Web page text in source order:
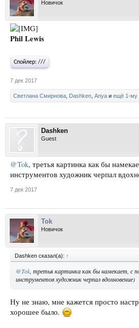
Новичок
Phil Lewis
Спойлер: ///
7 дек 2017
Светлана Смирнова Dashken Anya и ещё 1-му
Dashken
Guest
@Tok, третья картинка как бы
инструментов художник черпал
7 дек 2017
Tok
Новичок
Dashken сказал(а): ↑
@Tok , третья картинка как бы намекает, с
инструментов художник черпал вдохновение)
Ну не знаю, мне кажется просто
хорошее было.